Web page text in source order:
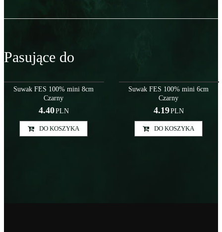
Pasujące do
Suwak FES 100% mini 8cm
Czarny
4.40PLN
DO KOSZYKA
Suwak FES 100% mini 6cm
Czarny
4.19PLN
DO KOSZYKA